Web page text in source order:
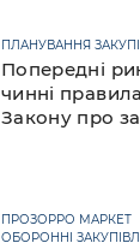
Попередні
чинні
Закону про
ПЛАНУВАННЯ
ПРОЗОРРО МАРКЕТ
ОБОРОННІ